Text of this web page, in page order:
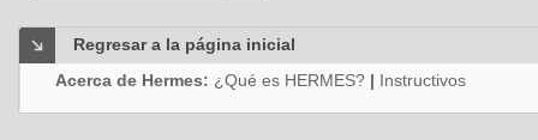
Regresar a la página inicial
Acerca de Hermes: ¿Qué es HERMES? | Instructivos